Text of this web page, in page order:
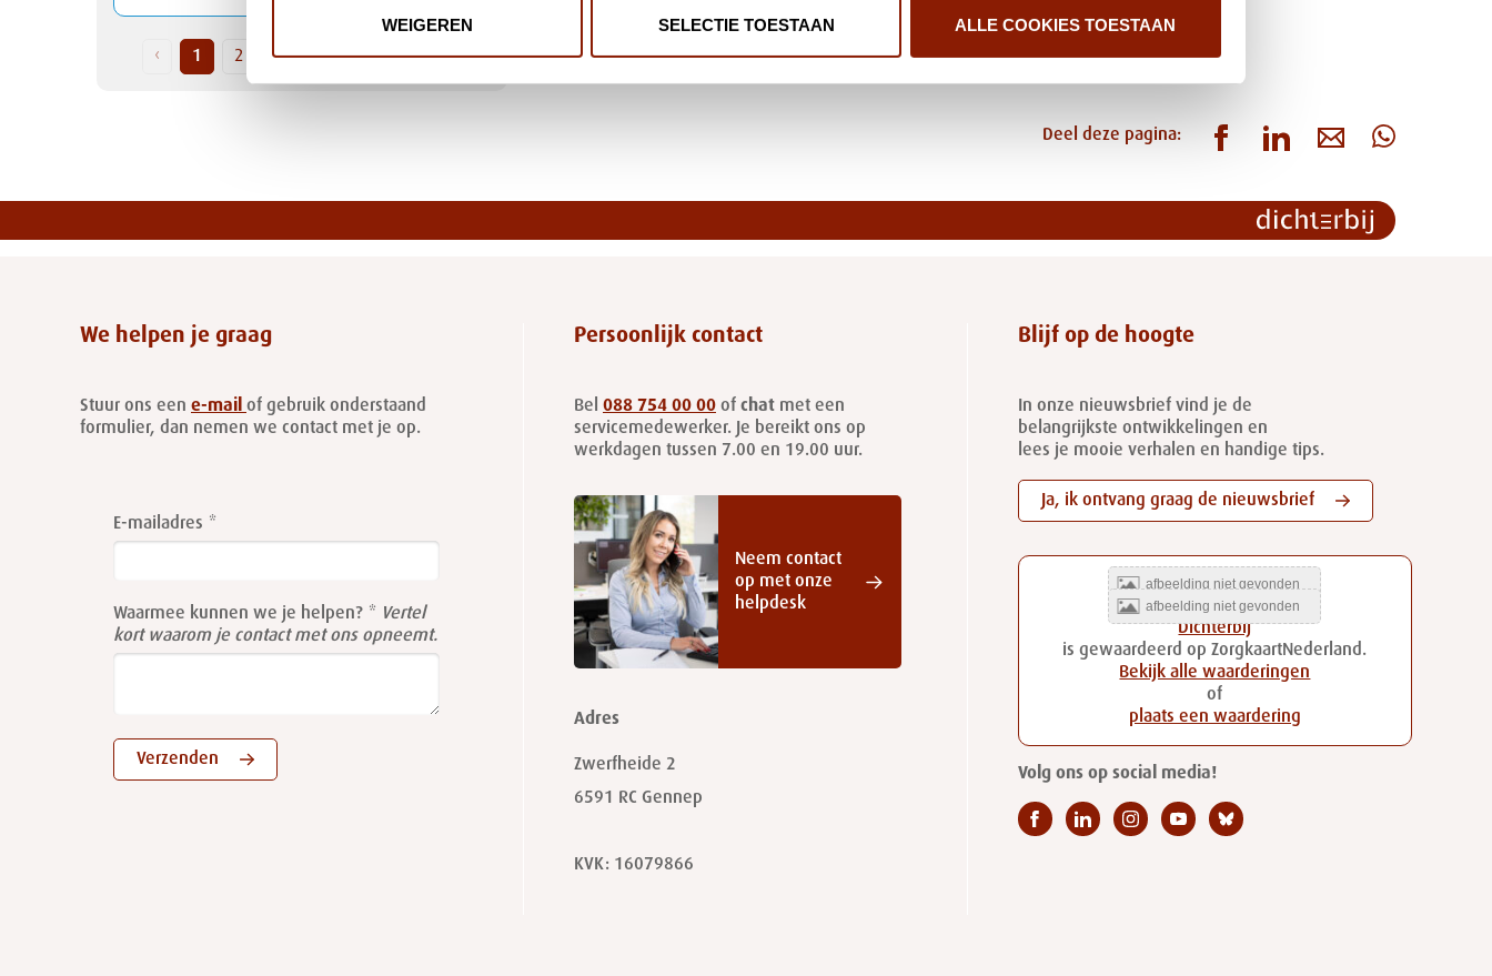
WEIGEREN SELECTIE TOESTAAN ALLE COOKIES TOESTAAN
‹ 1 2 3 4 5 6 ›
Deel deze pagina:
We helpen je graag
Stuur ons een e-mail of gebruik onderstaand
formulier, dan nemen we contact met je op.
this
field
E-mailadres
Waarmee kunnen we je helpen?
Vertel
kort waarom je contact met ons opneemt.
Verzenden
Persoonlijk contact
Bel 088 754 00 00 of chatmet een
servicemedewerker. Je bereikt ons op
werkdagen tussen 7.00 en 19.00 uur.
Neem contact
op met onze
helpdesk
Adres
Zwerfheide 2
6591 RC Gennep
KVK: 16079866
Blijf op de hoogte
In onze nieuwsbrief vind je de
belangrijkste ontwikkelingen en
lees je mooie verhalen en handige tips.
Ja, ik ontvang graag de nieuwsbrief
Dichterbij
is gewaardeerd op ZorgkaartNederland.
Bekijk alle waarderingen
of
plaats een waardering
Volg ons op social media!